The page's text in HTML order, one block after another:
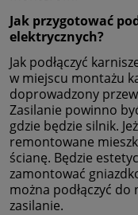
Jak przygotować
elektrycznych?
Jak podłączyć
w miejscu montażu
doprowadzony
Zasilanie powinno
gdzie będzie silnik.
remontowane
ścianę. Będzie
zamontować
można podłączyć
zasilanie.